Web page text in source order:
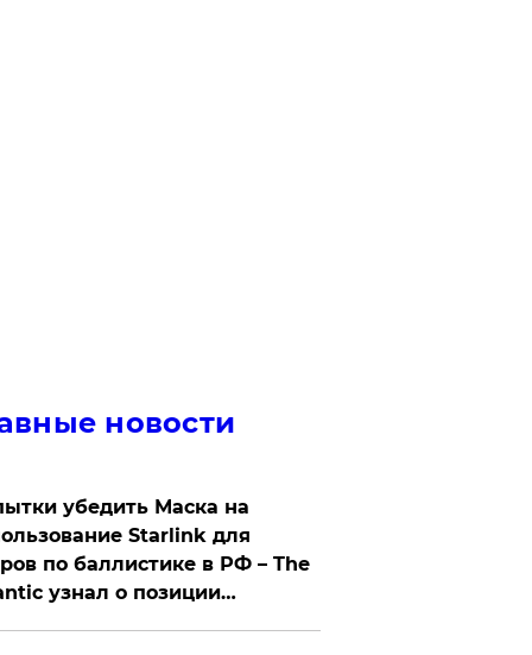
новости
убедить Маска на
Starlink для
по баллистике в РФ – The
узнал о позиции